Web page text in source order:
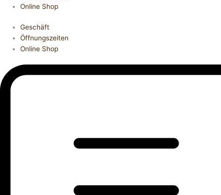
Online Shop
Geschäft
Öffnungszeiten
Online Shop